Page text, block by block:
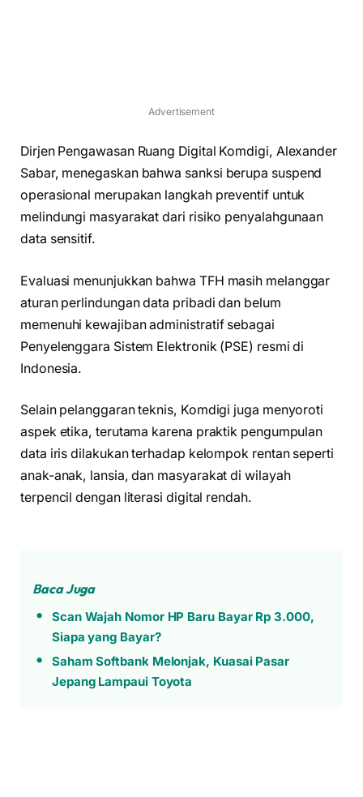
Advertisement
Dirjen Pengawasan Ruang Digital Komdigi, Alexander
Sabar, menegaskan bahwa sanksi berupa suspend
operasional merupakan langkah preventif untuk
melindungi masyarakat dari risiko penyalahgunaan
data sensitif.
Evaluasi menunjukkan bahwa TFH masih melanggar
aturan perlindungan data pribadi dan belum
memenuhi kewajiban administratif sebagai
Penyelenggara Sistem Elektronik (PSE) resmi di
Indonesia.
Selain pelanggaran teknis, Komdigi juga menyoroti
aspek etika, terutama karena praktik pengumpulan
data iris dilakukan terhadap kelompok rentan seperti
anak-anak, lansia, dan masyarakat di wilayah
terpencil dengan literasi digital rendah.
Baca Juga
Scan Wajah Nomor HP Baru Bayar Rp 3.000,
Siapa yang Bayar?
Saham Softbank Melonjak, Kuasai Pasar
Jepang Lampaui Toyota